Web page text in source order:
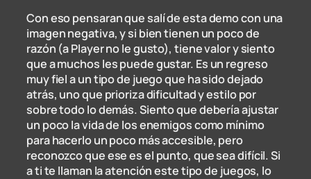
Con eso pensaran que salí de esta demo con una
imagen negativa, y si bien tienen un poco de
razón (a Player no le gusto), tiene valor y siento
que a muchos les puede gustar. Es un regreso
muy fiel a un tipo de juego que ha sido dejado
atrás, uno que prioriza dificultad y estilo por
sobre todo lo demás. Siento que debería ajustar
un poco la vida de los enemigos como mínimo
para hacerlo un poco más accesible, pero
reconozco que ese es el punto, que sea difícil. Si
a ti te llaman la atención este tipo de juegos, lo